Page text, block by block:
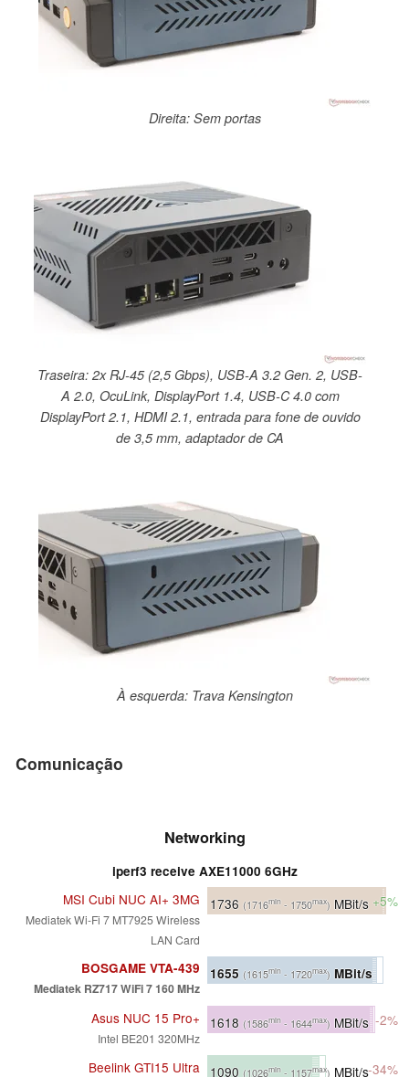
Direita: Sem portas
Traseira: 2x RJ-45 (2,5 Gbps), USB-A 3.2 Gen. 2, USB-
A 2.0, OcuLink, DisplayPort 1.4, USB-C 4.0 com
DisplayPort 2.1, HDMI 2.1, entrada para fone de ouvido
de 3,5 mm, adaptador de CA
À esquerda: Trava Kensington
Comunicação
Networking
iperf3 receive AXE11000 6GHz
MSI Cubi NUC AI+ 3MG
Mediatek Wi-Fi 7 MT7925 Wireless
LAN Card
1736 (1716min - 1750max) MBit/s +5%
BOSGAME VTA-439
Mediatek RZ717 WiFi 7 160 MHz
1655 (1615min - 1720max) MBit/s
Asus NUC 15 Pro+
Intel BE201 320MHz
1618 (1586min - 1644max) MBit/s -2%
Beelink GTI15 Ultra 1090 (1026min - 1157max) MBit/s-34%